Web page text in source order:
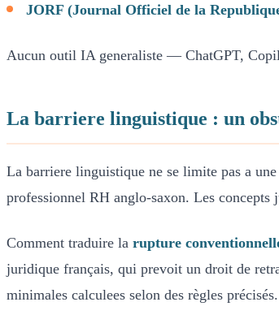
JORF (Journal Officiel de la
Aucun outil IA generaliste — ChatGPT,
La barriere linguistique : un
La barriere linguistique ne se limite pas a
professionnel RH anglo-saxon. Les concepts
Comment traduire la rupture
juridique français, qui prevoit un droit de
minimales calculees selon des règles précisés.